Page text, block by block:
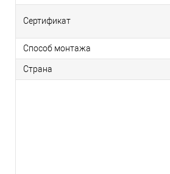
Сертификат
Способ монтажа
Страна